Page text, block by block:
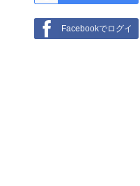
Facebookでログイ